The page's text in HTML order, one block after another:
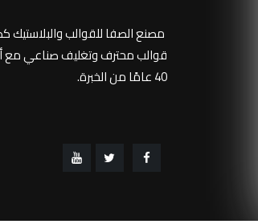
مصنع الصفا للقوالب والبلاستيك
قوالب محترف وتغليف صناعي مع
40 عامًا من الخبرة.